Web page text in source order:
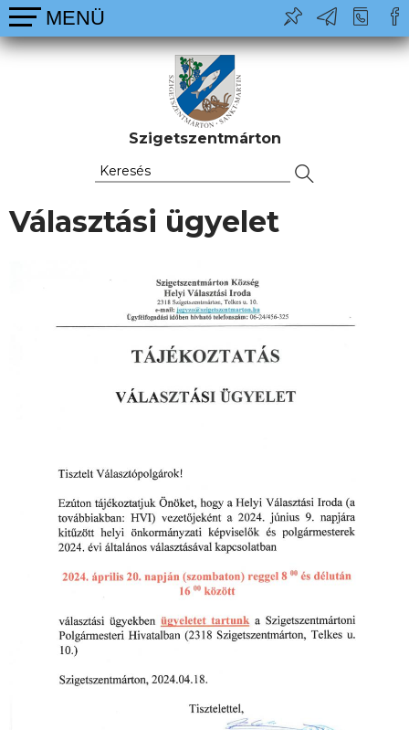
Szigetszentmárton
Választási ügyelet